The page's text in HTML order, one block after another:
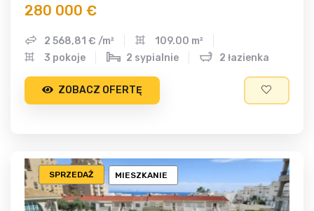
280 000 €
2 568,81 € /m²
109.00 m²
3 pokoje
2 sypialnie 2 łazienka
ZOBACZ OFERTĘ
MIESZKANIE
SPRZEDAŻ